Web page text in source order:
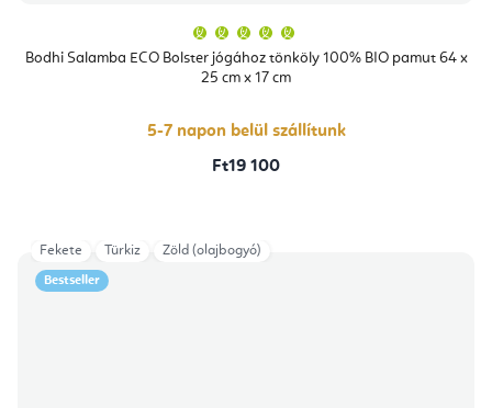
Bodhi Salamba ECO Bolster jógához tönköly 100% BIO pamut 64 x
25 cm x 17 cm
átlagos
értékelése
csillag.
5-7 napon belül szállítunk
Ft19 100
Bestseller
Fekete Türkiz Zöld (olajbogyó)